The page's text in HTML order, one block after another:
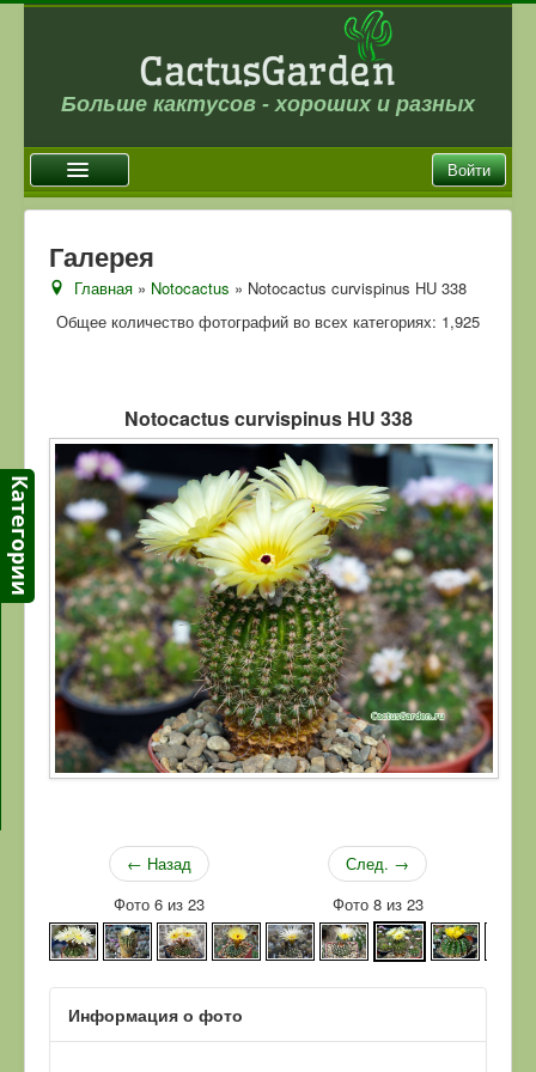
Больше кактусов - хороших и разных
Войти
Новости
Галерея
Отзывы
Ссылки
Контакты
Галерея
Главная » Notocactus » Notocactus curvispinus HU 338
Общее количество фотографий во всех категориях: 1,925
Notocactus curvispinus HU 338
← Назад
Фото 6 из 23
След. →
Фото 8 из 23
Информация о фото